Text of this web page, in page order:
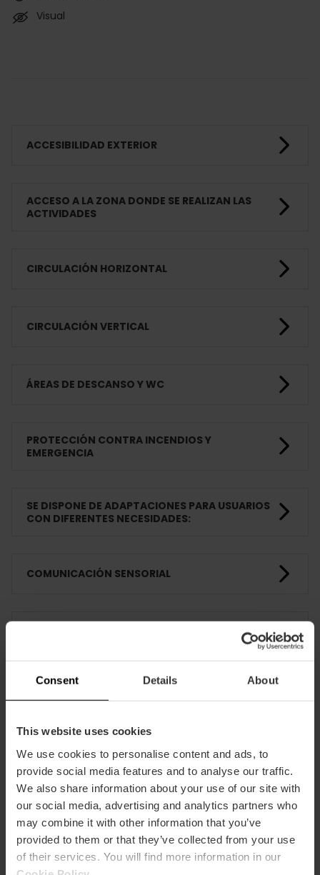
Consent Details About
This website uses cookies
We use cookies to personalise content and ads, to
provide social media features and to analyse our traffic.
We also share information about your use of our site with
our social media, advertising and analytics partners who
may combine it with other information that you’ve
provided to them or that they’ve collected from your use
of their services. You will find more information in our
Visual
ACCESIBILIDAD EXTERIOR
ACCESO A LA ZONA DONDE SE REALIZAN LAS
ACTIVIDADES
CIRCULACIÓN HORIZONTAL
CIRCULACIÓN VERTICAL
ÁREAS DE DESCANSO Y WC
PROTECCIÓN CONTRA INCENDIOS Y
EMERGENCIA
SE DISPONE DE ADAPTACIONES PARA USUARIOS
CON DIFERENTES NECESIDADES:
COMUNICACIÓN SENSORIAL
Cómo llegar